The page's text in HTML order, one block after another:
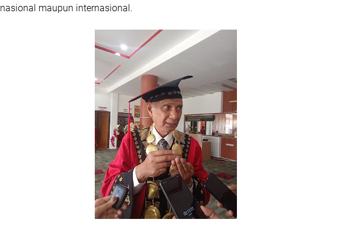
nasional maupun internasional.